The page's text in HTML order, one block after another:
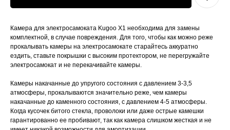
Камера для электросамоката Kugoo X1 необходима для замены
комплектной, в случае повреждения. Для того, чтобы как можно реже
прокалывать камеры на электросамокате старайтесь аккуратно
ездить, ставьте покрышки с высоким протектором, не перегружайте
электросамокат и не перекачивайте камеры.
Камеры накачанные до упругого состояния с давлением 3-3,5
атмосферы, прокалываются значительно реже, чем камеры
накачанные до каменного состояния, с давлением 4-5 атмосферы.
Когда кусочек битого стекла, проволоки или даже острые камешки
гарантированно ее пробивают, так как камера слишком жесткая и не